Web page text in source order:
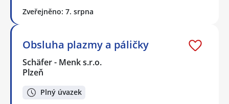
Zveřejněno: 7. srpna
Obsluha plazmy a páličky
Schäfer - Menk s.r.o.
Plzeň
Plný úvazek